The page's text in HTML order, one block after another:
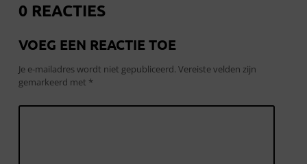
0 REACTIES
VOEG EEN REACTIE TOE
Je e-mailadres wordt niet gepubliceerd. Vereiste velden zijn
gemarkeerd met *